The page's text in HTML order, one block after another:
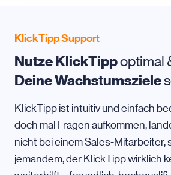
KlickTipp Support
Nutze KlickTippoptimal
Deine Wachstumsziele
KlickTipp ist intuitiv und einfach
doch mal Fragen aufkommen,
nicht bei einem Sales-Mitarbeiter,
jemandem, der KlickTipp wirklich